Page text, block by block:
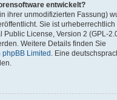
entwickelt?
ihrer unmodifizierten Fassung)
Sie ist
Public License, Version 2 (GPL-
Weitere Details finden Sie
Limited . Eine